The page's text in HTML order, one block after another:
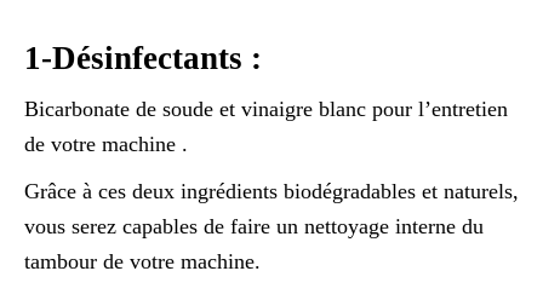
1-Désinfectants :
Bicarbonate de soude et vinaigre blanc pour l’entretien
de votre machine .
Grâce à ces deux ingrédients biodégradables et naturels,
vous serez capables de faire un nettoyage interne du
tambour de votre machine.